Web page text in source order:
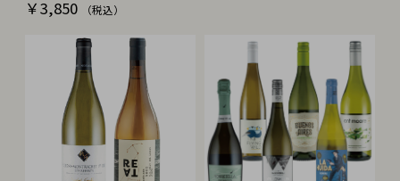
￥3,850
（税込）